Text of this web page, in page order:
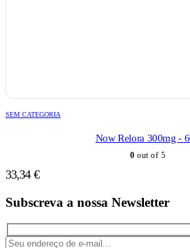
SEM CATEGORIA
Now Relora 300mg -
0 out of 5
33,34 €
Subscreva a nossa Newsletter